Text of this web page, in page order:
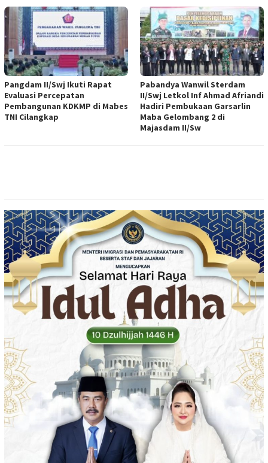
Pangdam II/Swj Ikuti Rapat
Evaluasi Percepatan
Pembangunan KDKMP di Mabes
TNI Cilangkap
Pabandya Wanwil Sterdam
II/Swj Letkol Inf Ahmad Afriandi
Hadiri Pembukaan Garsarlin
Maba Gelombang 2 di
Majasdam II/Sw